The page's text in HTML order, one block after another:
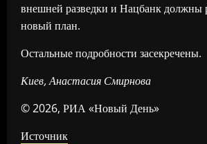
внешней разведки и Нацбанк должны
новый план.
Остальные подробности засекречены.
Киев, Анастасия Смирнова
© 2026, РИА «Новый День»
Источник